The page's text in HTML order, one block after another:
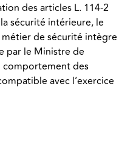
des articles L. 114-2
sécurité intérieure, le
de sécurité intègre
par le Ministre de
comportement des
avec l’exercice